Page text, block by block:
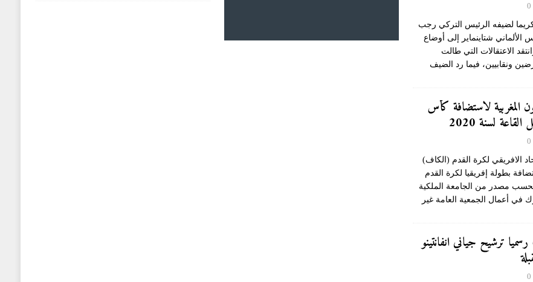
0
لضيفه الرئيس التركي رجب
شتاينماير إلى أوضاع
الاعتقالات التي طالت
ونقابيين، فيما رد الضيف
المغربية لاستضافة كأس
لسنة 2020
0
الافريقي لكرة القدم (الكاف)
بطولة إفريقيا لكرة القدم
سنة 2020. وبحسب مصدر من الجامعة الملكية
في أعمال الجمعية العامة غير
ترشيح جياني انفانتينو
0